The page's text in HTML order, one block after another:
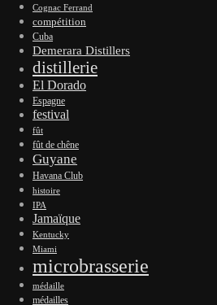
Cognac Ferrand
compétition
Cuba
Demerara Distillers
distillerie
El Dorado
Espagne
festival
fût
fût de chêne
Guyane
Havana Club
histoire
IPA
Jamaïque
Kentucky
Miami
microbrasserie
médaille
médailles